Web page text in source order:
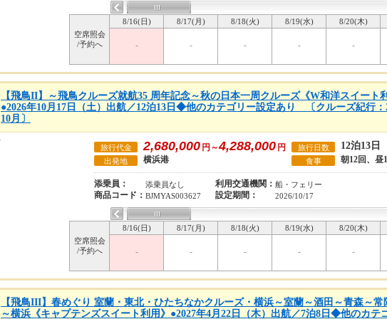
空席照会
/予約へ
8/16(日) 8/17(月) 8/18(火) 8/19(水) 8/20(木)
- - - - -
【飛鳥II】～飛鳥クルーズ就航35 周年記念～秋の日本一周クルーズ《W和洋スイート
●2026年10月17日（土）出航／12泊13日◆他のカテゴリー設定あり 〔クルーズ紀行：
10月〕
旅行代金 2,680,000 円～4,288,000 円 旅行日数 12泊13日
出発地 横浜港 食事 朝12回、昼
添乗員： 添乗員なし 利用交通機関： 船・フェリー
商品コード： BJMYAS003627 設定期間： 2026/10/17
空席照会
/予約へ
8/16(日) 8/17(月) 8/18(火) 8/19(水) 8/20(木)
- - - - -
【飛鳥III】春めぐり 室蘭・東北・ひたちなかクルーズ・横浜～室蘭～酒田～青森～常
～横浜《キャプテンズスイート利用》●2027年4月22日（木）出航／7泊8日◆他のカテ